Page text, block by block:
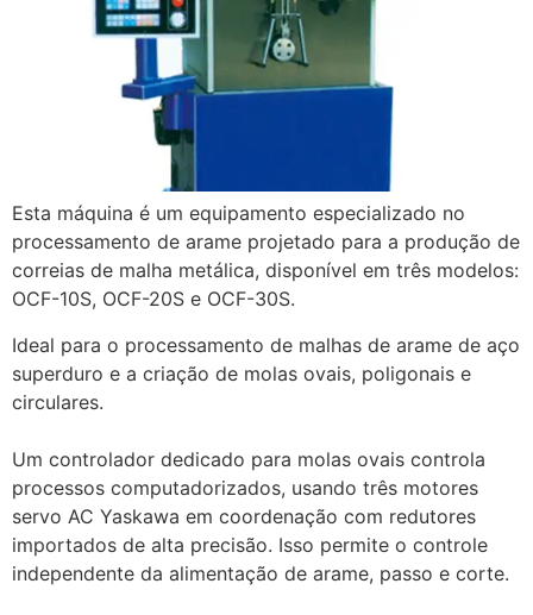
Esta máquina é um equipamento especializado no
processamento de arame projetado para a produção de
correias de malha metálica, disponível em três modelos:
OCF-10S, OCF-20S e OCF-30S.
Ideal para o processamento de malhas de arame de aço
superduro e a criação de molas ovais, poligonais e
circulares.
Um controlador dedicado para molas ovais controla
processos computadorizados, usando três motores
servo AC Yaskawa em coordenação com redutores
importados de alta precisão. Isso permite o controle
independente da alimentação de arame, passo e corte.